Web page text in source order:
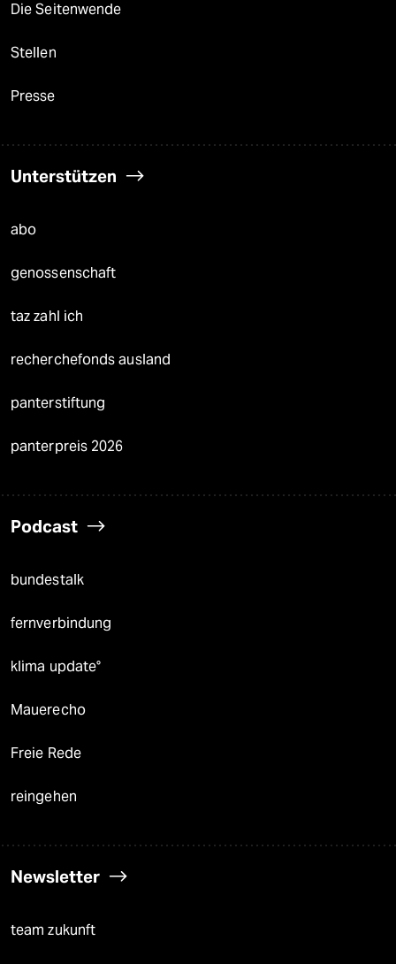
Die Seitenwende
Stellen
Presse
Unterstützen
abo
genossenschaft
taz zahl ich
recherchefonds ausland
panterstiftung
panterpreis 2026
Podcast
bundestalk
fernverbindung
klima update°
Mauerecho
Freie Rede
reingehen
Newsletter
team zukunft